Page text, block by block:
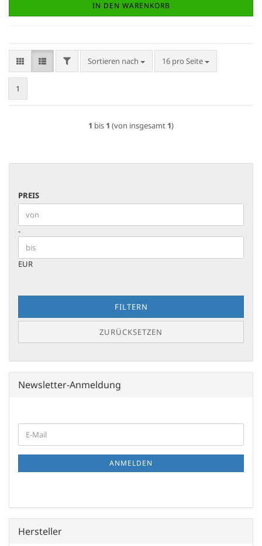
IN DEN WARENKORB
FILTERSortieren nach
Sortieren nach 16 pro Seite
pro Seite
1
1 bis 1 (von insgesamt 1)
PREIS
PREIS
Preis bis
-
EUR
FILTERN
ZURÜCKSETZEN
Newsletter-Anmeldung
ZUR
NEWSLETTER-
E-
Mail
ANMELDEN
Hersteller